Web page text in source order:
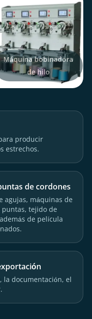
Máquina bobinadora
de hilo
producir
estrechos.
de cordones
agujas, máquinas de
tejido de
de película
la documentación, el